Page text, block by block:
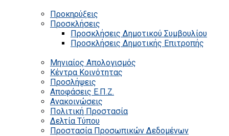
Προκηρύξεις
Προσκλήσεις
Προσκλήσεις Δημοτικού Συμβουλίου
Προσκλήσεις Δημοτικής Επιτροπής
Μηνιαίος Απολογισμός
Κέντρα Κοινότητας
Προσλήψεις
Αποφάσεις Ε.Π.Ζ.
Ανακοινώσεις
Πολιτική Προστασία
Δελτία Τύπου
Προστασία Προσωπικών Δεδομένων